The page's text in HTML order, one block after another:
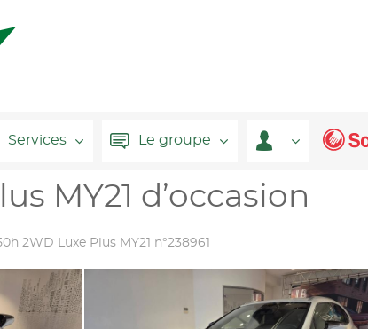
Services Le groupe
MY21 d’occasion
2WD Luxe Plus MY21 n°238961